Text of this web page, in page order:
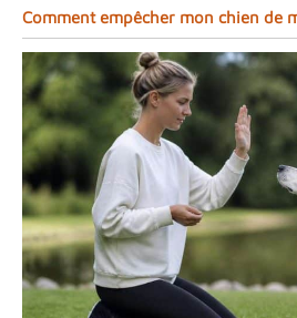
Comment empêcher mon chien de